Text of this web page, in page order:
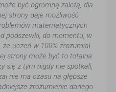
być ogromną zaletą, dla
strony daje możliwość
matematycznych
podszewki, do momentu, w
uczeń w 100% zrozumiał
strony może być to totalna
się z tym nigdy nie spotkali,
nie ma czasu na głębsze
zrozumienie danego